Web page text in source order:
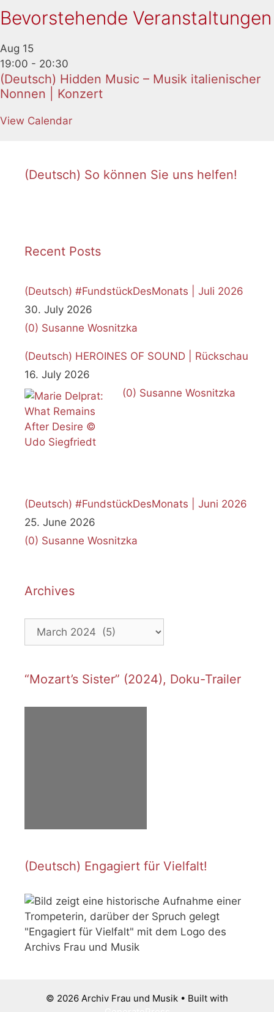
Bevorstehende Veranstaltungen
Aug 15
19:00 - 20:30
(Deutsch) Hidden Music – Musik italienischer
Nonnen | Konzert
View Calendar
(Deutsch) So können Sie uns helfen!
Recent Posts
(Deutsch) #FundstückDesMonats | Juli 2026
30. July 2026
(0) Susanne Wosnitzka
(Deutsch) HEROINES OF SOUND | Rückschau
16. July 2026
(0) Susanne Wosnitzka
(Deutsch) #FundstückDesMonats | Juni 2026
25. June 2026
(0) Susanne Wosnitzka
Archives
Archives
“Mozart’s Sister” (2024), Doku-Trailer
(Deutsch) Engagiert für Vielfalt!
© 2026 Archiv Frau und Musik • Built with